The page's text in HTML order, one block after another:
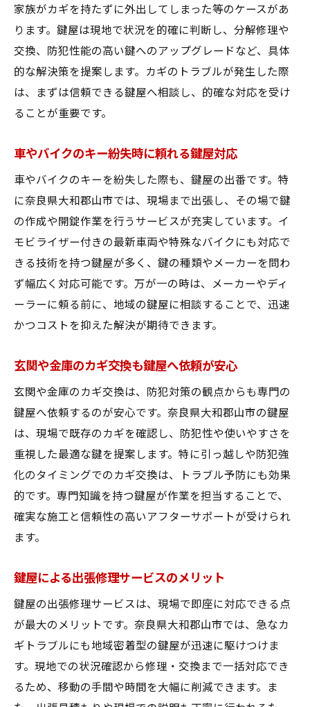
家族がカギを持たずに外出してしまった等のケースがあ
ります。鍵屋は現地で状況を的確に判断し、分解修理や
交換、防犯性能の高い鍵へのアップグレードなど、具体
的な解決策を提案します。カギのトラブルが発生した際
は、まずは信頼できる鍵屋へ相談し、的確な対応を受け
ることが重要です。
車やバイクのキー紛失時に頼れる鍵屋対応
車やバイクのキーを紛失した際も、鍵屋の出番です。特
に奈良県大和郡山市では、現場まで出張し、その場で鍵
の作成や開錠作業を行うサービスが充実しています。イ
モビライザー付きの最新車両や特殊なバイクにも対応で
きる技術を持つ鍵屋が多く、鍵の種類やメーカーを問わ
ず幅広く対応可能です。万が一の時は、メーカーやディ
ーラーに頼る前に、地域の鍵屋に相談することで、迅速
かつコストを抑えた解決が期待できます。
玄関や金庫のカギ交換も鍵屋へ依頼が安心
玄関や金庫のカギ交換は、防犯対策の観点からも専門の
鍵屋へ依頼するのが安心です。奈良県大和郡山市の鍵屋
は、現場で既存のカギを確認し、防犯性や使いやすさを
重視した最適な鍵を提案します。特に引っ越しや防犯強
化のタイミングでのカギ交換は、トラブル予防にも効果
的です。専門知識を持つ鍵屋が作業を担当することで、
確実な施工と信頼性の高いアフターサポートが受けられ
ます。
鍵屋による出張修理サービスのメリット
鍵屋の出張修理サービスは、現場で即座に対応できる点
が最大のメリットです。奈良県大和郡山市では、急なカ
ギトラブルにも地域密着型の鍵屋が迅速に駆けつけま
す。現地での状況確認から修理・交換まで一括対応でき
るため、移動の手間や時間を大幅に削減できます。ま